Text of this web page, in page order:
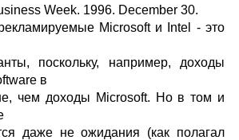
Week. 1996. December 30.
Microsoft и Intel - это
поскольку, например, доходы
в
чем доходы Microsoft. Но в том и
даже не ожидания (как полагал